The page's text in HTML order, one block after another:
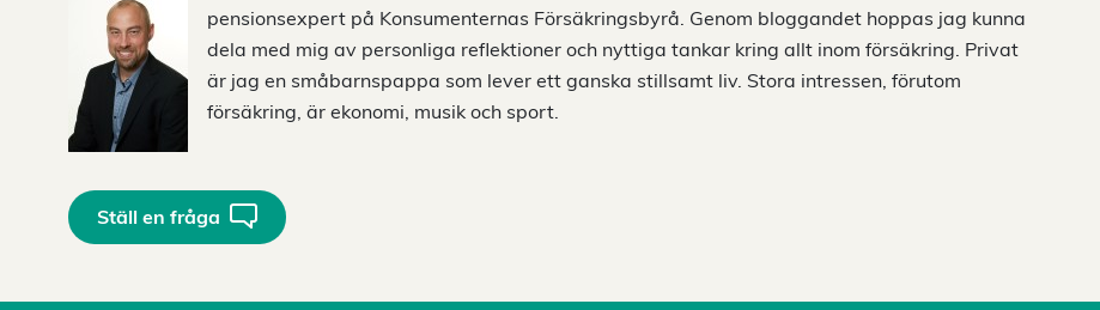
pensionsexpert på Konsumenternas Försäkringsbyrå. Genom bloggandet hoppas jag kunna
dela med mig av personliga reflektioner och nyttiga tankar kring allt inom försäkring. Privat
är jag en småbarnspappa som lever ett ganska stillsamt liv. Stora intressen, förutom
försäkring, är ekonomi, musik och sport.
Ställ en fråga